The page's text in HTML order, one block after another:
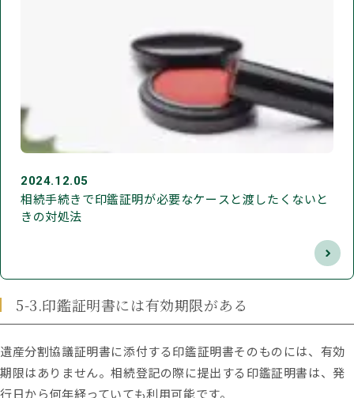
2024.12.05
相続手続きで印鑑証明が必要なケースと渡したくないと
きの対処法
5-3.印鑑証明書には有効期限がある
遺産分割協議証明書に添付する印鑑証明書そのものには、有効
期限はありません。相続登記の際に提出する印鑑証明書は、発
行日から何年経っていても利用可能です。